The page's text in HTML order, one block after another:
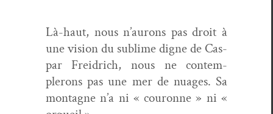
Là-haut, nous n’aurons pas droit à
une vision du sub­lime digne de Cas­
par Frei­drich, nous ne con­tem­
plerons pas une mer de nuages. Sa
mon­tagne n’a ni « couronne » ni «